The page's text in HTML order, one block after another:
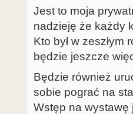
Jest to moja
nadzieję że każdy
Kto był w zeszłym
będzie jeszcze
Będzie również
sobie pograć na
Wstęp na wystawę